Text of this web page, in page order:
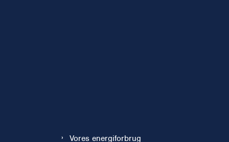
Vores energiforbrug